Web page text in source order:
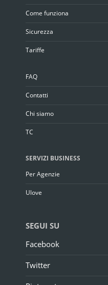
Come funziona
Sicurezza
Tariffe
FAQ
Contatti
Chi siamo
TC
SERVIZI BUSINESS
Per Agenzie
Ulove
SEGUI SU
Facebook
Twitter